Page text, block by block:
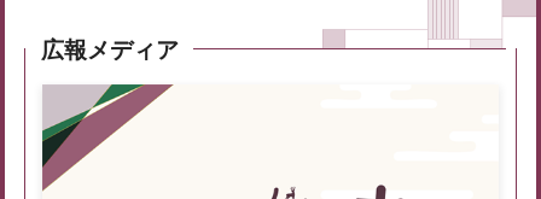
広報メディア